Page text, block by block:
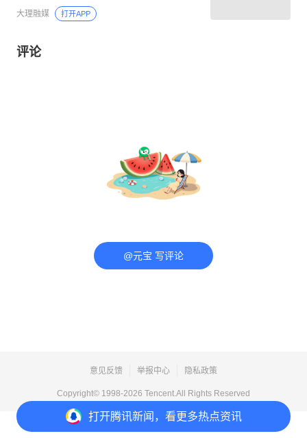
打开腾讯新闻，看更多热点资讯
大理融媒 打开APP
评论
@元宝 写评论
意见反馈 举报中心 隐私政策
Copyright© 1998-2026 Tencent.All Rights Reserved